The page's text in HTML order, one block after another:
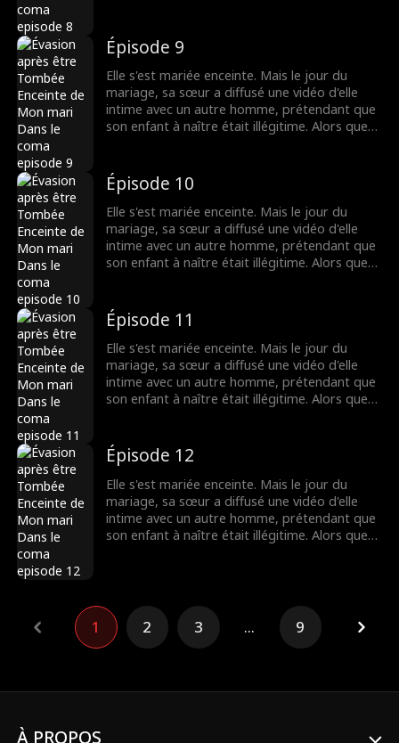
disait que le milliardaire était dans un état
végétatif, mais comment pouvait-il être si
séduisant ?
Épisode 9
Elle s'est mariée enceinte. Mais le jour du
mariage, sa sœur a diffusé une vidéo d'elle
intime avec un autre homme, prétendant que
son enfant à naître était illégitime. Alors que
disait que le milliardaire était dans un état
végétatif, mais comment pouvait-il être si
séduisant ?
Épisode 10
Elle s'est mariée enceinte. Mais le jour du
mariage, sa sœur a diffusé une vidéo d'elle
intime avec un autre homme, prétendant que
son enfant à naître était illégitime. Alors que
disait que le milliardaire était dans un état
végétatif, mais comment pouvait-il être si
séduisant ?
Épisode 11
Elle s'est mariée enceinte. Mais le jour du
mariage, sa sœur a diffusé une vidéo d'elle
intime avec un autre homme, prétendant que
son enfant à naître était illégitime. Alors que
disait que le milliardaire était dans un état
végétatif, mais comment pouvait-il être si
séduisant ?
Épisode 12
Elle s'est mariée enceinte. Mais le jour du
mariage, sa sœur a diffusé une vidéo d'elle
intime avec un autre homme, prétendant que
son enfant à naître était illégitime. Alors que
végétatif, mais comment pouvait-il être si
séduisant ?
1 2 3 ... 9
À PROPOS